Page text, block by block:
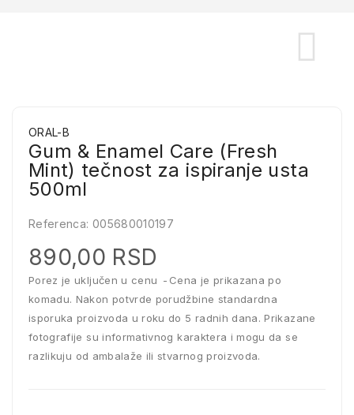
ORAL-B
Gum & Enamel Care (Fresh
Mint) tečnost za ispiranje usta
500ml
Referenca: 005680010197
890,00 RSD
Porez je uključen u cenu
Cena je prikazana po
komadu. Nakon potvrde porudžbine standardna
isporuka proizvoda u roku do 5 radnih dana. Prikazane
fotografije su informativnog karaktera i mogu da se
razlikuju od ambalaže ili stvarnog proizvoda.